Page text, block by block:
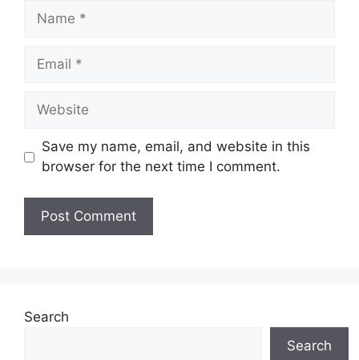
Name
Email
Website
Save my name, email, and website in this
browser for the next time I comment.
Search
Search